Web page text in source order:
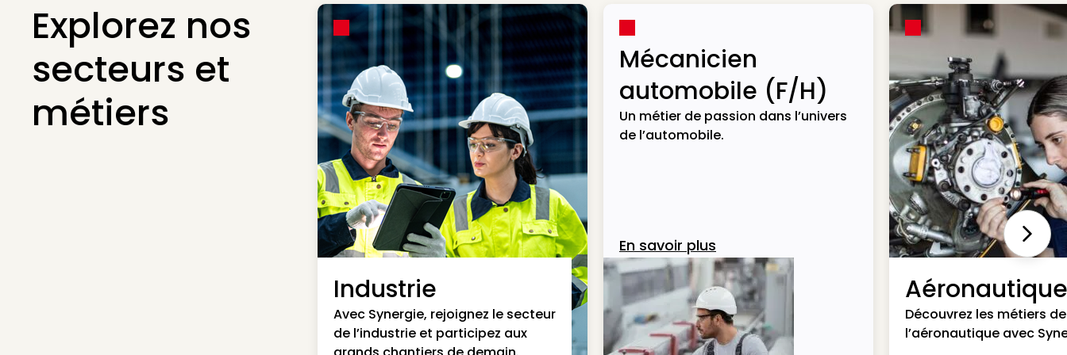
Explorez nos
secteurs et
métiers
Industrie
Avec Synergie, rejoignez le secteur
de l’industrie et participez aux
Mécanicien
automobile (F/H)
Un métier de passion dans l’univers
de l’automobile.
En savoir plus
Aéronautique
Découvrez les métiers de
l’aéronautique avec
Next